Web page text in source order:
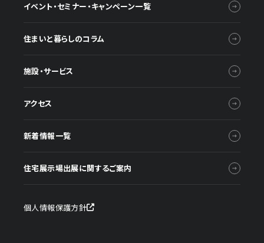
イベント・セミナー・キャンペーン一覧
住まいと暮らしのコラム
施設・サービス
アクセス
新着情報一覧
住宅展示場出展に関するご案内
個人情報保護方針